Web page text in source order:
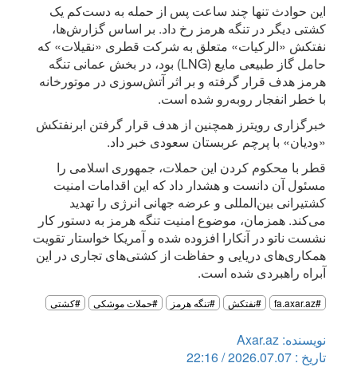
این حوادث تنها چند ساعت پس از حمله به دست‌کم یک
کشتی دیگر در تنگه هرمز رخ داد. بر اساس گزارش‌ها،
نفتکش «الرکیات» متعلق به شرکت قطری «نقیلات» که
حامل گاز طبیعی مایع (LNG) بود، در بخش عمانی تنگه
هرمز هدف قرار گرفته و بر اثر آتش‌سوزی در موتورخانه
با خطر انفجار روبه‌رو شده است.
خبرگزاری رویترز همچنین از هدف قرار گرفتن ابرنفتکش
«ودیان» با پرچم عربستان سعودی خبر داد.
قطر با محکوم کردن این حملات، جمهوری اسلامی را
مسئول آن دانست و هشدار داد که این اقدامات امنیت
کشتیرانی بین‌المللی و عرضه جهانی انرژی را تهدید
می‌کند. همزمان، موضوع امنیت تنگه هرمز به دستور کار
نشست ناتو در آنکارا افزوده شده و آمریکا خواستار تقویت
همکاری‌های دریایی و حفاظت از کشتی‌های تجاری در این
آبراه راهبردی شده است.
#fa.axar.az #نفتکش #تنگه هرمز #حملات موشکی #کشتی
نویسنده: Axar.az
تاریخ : 2026.07.07 / 22:16